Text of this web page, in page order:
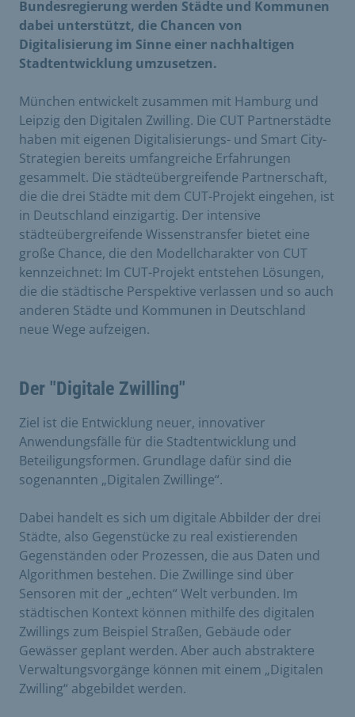
Bundesregierung werden Städte und Kommunen
dabei unterstützt, die Chancen von
Digitalisierung im Sinne einer nachhaltigen
Stadtentwicklung umzusetzen.
München entwickelt zusammen mit Hamburg und
Leipzig den Digitalen Zwilling. Die CUT Partnerstädte
haben mit eigenen Digitalisierungs- und Smart City-
Strategien bereits umfangreiche Erfahrungen
gesammelt. Die städteübergreifende Partnerschaft,
die die drei Städte mit dem CUT-Projekt eingehen, ist
in Deutschland einzigartig. Der intensive
städteübergreifende Wissenstransfer bietet eine
große Chance, die den Modellcharakter von CUT
kennzeichnet: Im CUT-Projekt entstehen Lösungen,
die die städtische Perspektive verlassen und so auch
anderen Städte und Kommunen in Deutschland
neue Wege aufzeigen.
Der "Digitale Zwilling"
Ziel ist die Entwicklung neuer, innovativer
Anwendungsfälle für die Stadtentwicklung und
Beteiligungsformen. Grundlage dafür sind die
sogenannten „Digitalen Zwillinge“.
Dabei handelt es sich um digitale Abbilder der drei
Städte, also Gegenstücke zu real existierenden
Gegenständen oder Prozessen, die aus Daten und
Algorithmen bestehen. Die Zwillinge sind über
Sensoren mit der „echten“ Welt verbunden. Im
städtischen Kontext können mithilfe des digitalen
Zwillings zum Beispiel Straßen, Gebäude oder
Gewässer geplant werden. Aber auch abstraktere
Verwaltungsvorgänge können mit einem „Digitalen
Zwilling“ abgebildet werden.